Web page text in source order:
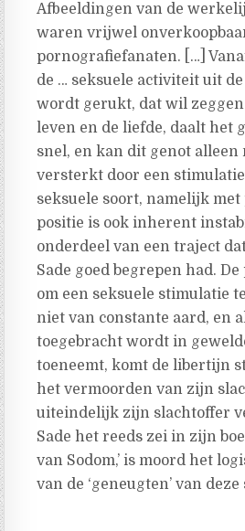
Afbeeldingen van de
waren vrijwel
pornografiefanaten. […]
de … seksuele activiteit uit
wordt gerukt, dat wil
leven en de liefde, daalt het
snel, en kan dit genot
versterkt door een
seksuele soort, namelijk met
positie is ook inherent
onderdeel van een traject
Sade goed begrepen had.
om een seksuele stimulatie
niet van constante aard, en
toegebracht wordt in
toeneemt, komt de libertijn
het vermoorden van zijn
uiteindelijk zijn slachtoffer
Sade het reeds zei in zijn
van Sodom,’ is moord het
van de ‘geneugten’ van deze